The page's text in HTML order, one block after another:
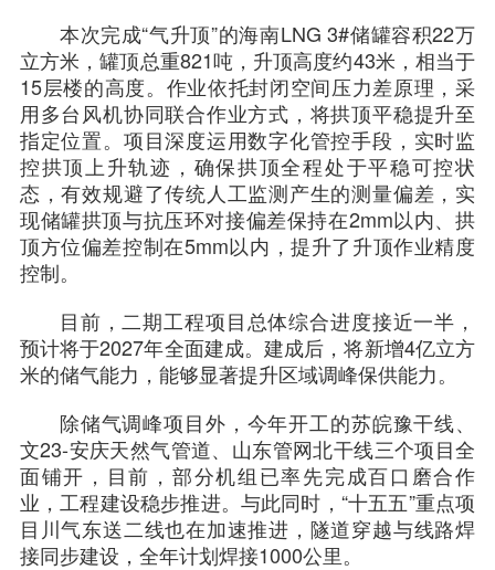
本次完成“气升顶”的海南LNG 3#储罐容积22万
立方米，罐顶总重821吨，升顶高度约43米，相当于
15层楼的高度。作业依托封闭空间压力差原理，采
用多台风机协同联合作业方式，将拱顶平稳提升至
指定位置。项目深度运用数字化管控手段，实时监
控拱顶上升轨迹，确保拱顶全程处于平稳可控状
态，有效规避了传统人工监测产生的测量偏差，实
现储罐拱顶与抗压环对接偏差保持在2mm以内、拱
顶方位偏差控制在5mm以内，提升了升顶作业精度
控制。
目前，二期工程项目总体综合进度接近一半，
预计将于2027年全面建成。建成后，将新增4亿立方
米的储气能力，能够显著提升区域调峰保供能力。
除储气调峰项目外，今年开工的苏皖豫干线、
文23-安庆天然气管道、山东管网北干线三个项目全
面铺开，目前，部分机组已率先完成百口磨合作
业，工程建设稳步推进。与此同时，“十五五”重点项
目川气东送二线也在加速推进，隧道穿越与线路焊
接同步建设，全年计划焊接1000公里。